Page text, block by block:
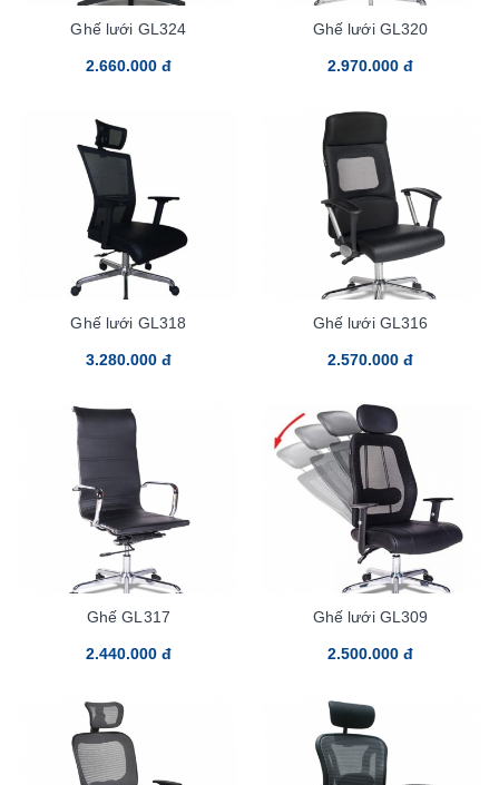
Ghế lưới GL324
2.660.000 đ
Ghế lưới GL320
2.970.000 đ
Ghế lưới GL318
3.280.000 đ
Ghế lưới GL316
2.570.000 đ
Ghế GL317
2.440.000 đ
Ghế lưới GL309
2.500.000 đ